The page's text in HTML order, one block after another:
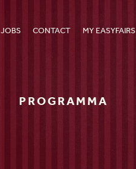
JOBS CONTACT MY EASYFAIRS
PROGRAMMA